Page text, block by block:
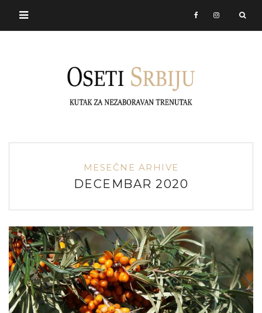
MESEČNE ARHIVE
DECEMBAR 2020